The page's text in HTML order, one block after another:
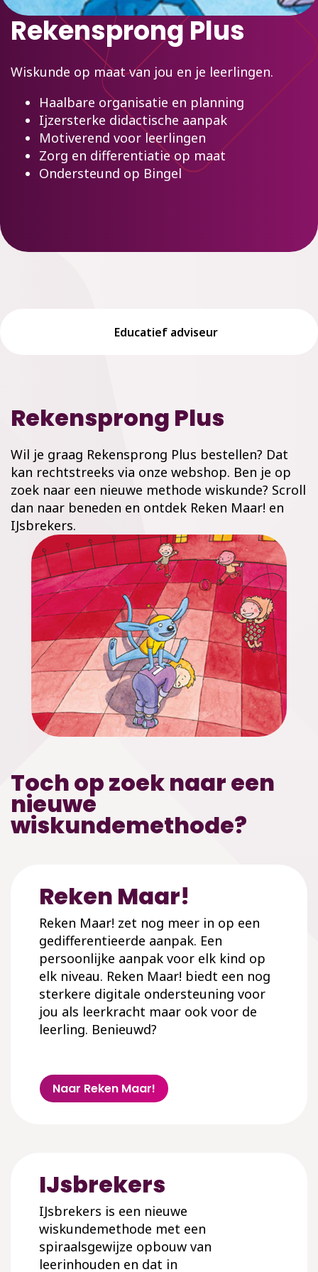
Rekensprong Plus
Wiskunde op maat van jou en je leerlingen.
Haalbare organisatie en planning
Ijzersterke didactische aanpak
Motiverend voor leerlingen
Zorg en differentiatie op maat
Ondersteund op Bingel
Educatief adviseur
Rekensprong Plus
Wil je graag Rekensprong Plus bestellen? Dat
kan rechtstreeks via onze webshop. Ben je op
zoek naar een nieuwe methode wiskunde? Scroll
dan naar beneden en ontdek Reken Maar! en
IJsbrekers.
Toch op zoek naar een
nieuwe
wiskundemethode?
Reken Maar!
Reken Maar! zet nog meer in op een
gedifferentieerde aanpak. Een
persoonlijke aanpak voor elk kind op
elk niveau. Reken Maar! biedt een nog
sterkere digitale ondersteuning voor
jou als leerkracht maar ook voor de
leerling. Benieuwd?
Naar Reken Maar!
IJsbrekers
IJsbrekers is een nieuwe
wiskundemethode met een
spiraalsgewijze opbouw van
leerinhouden en dat in